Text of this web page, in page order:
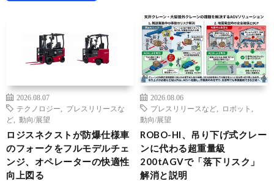
2026.08.07
テクノロジー
プレスリリースな
ど
動向/展望
ロジスネクストが防爆仕様車
のフォークをフルモデルチェ
ンジ、オペレーターの快適性
向上図る
2026.08.06
プレスリリースなど
ロボット
動向/展望
ROBO-HI、吊り下げ式クレー
ンに代わる超重量級
200tAGVで「落下リスク」
解消と説明